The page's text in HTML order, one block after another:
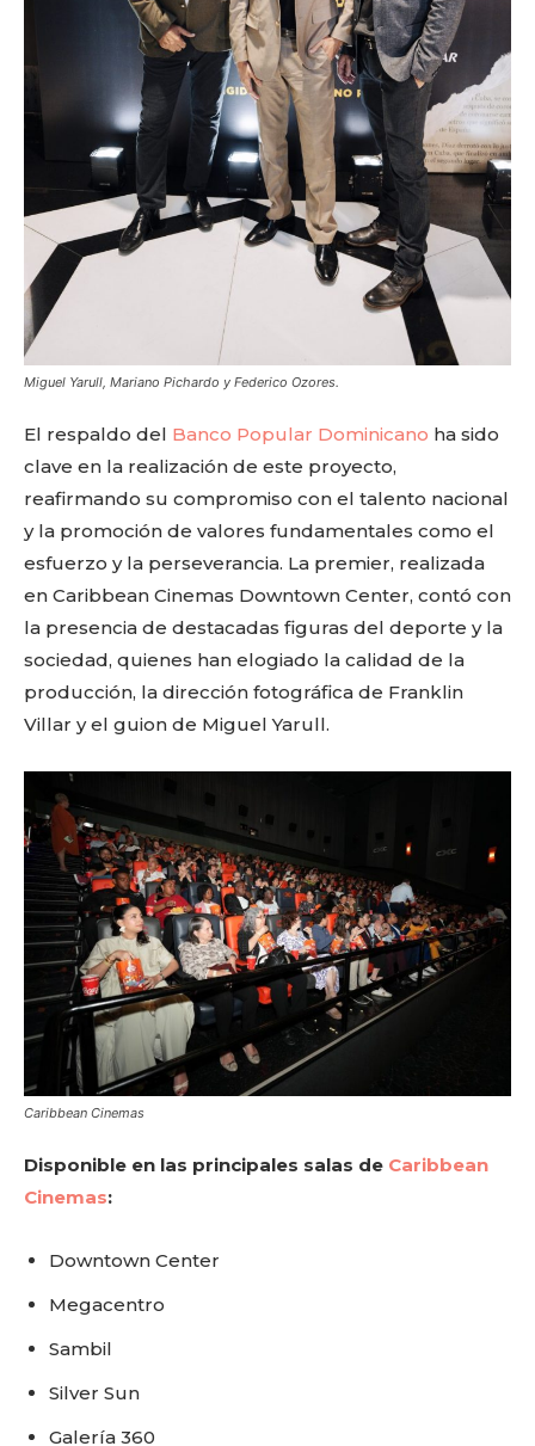
Miguel Yarull, Mariano Pichardo y Federico Ozores.
El respaldo del Banco Popular Dominicano ha sido
clave en la realización de este proyecto,
reafirmando su compromiso con el talento nacional
y la promoción de valores fundamentales como el
esfuerzo y la perseverancia. La premier, realizada
en Caribbean Cinemas Downtown Center, contó con
la presencia de destacadas figuras del deporte y la
sociedad, quienes han elogiado la calidad de la
producción, la dirección fotográfica de Franklin
Villar y el guion de Miguel Yarull.
Caribbean Cinemas
Disponible en las principales salas de Caribbean
Cinemas:
Downtown Center
Megacentro
Sambil
Silver Sun
Galería 360